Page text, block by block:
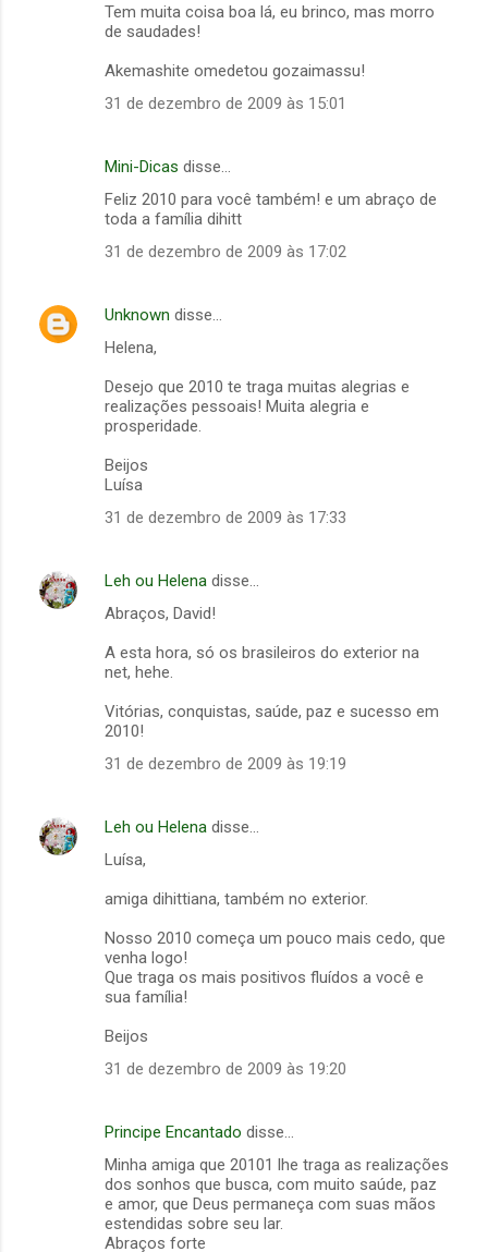
Tem muita coisa boa lá, eu brinco, mas morro
de saudades!
Akemashite omedetou gozaimassu!
31 de dezembro de 2009 às 15:01
Mini-Dicas disse…
Feliz 2010 para você também! e um abraço de
toda a família dihitt
31 de dezembro de 2009 às 17:02
Unknown disse…
Helena,
Desejo que 2010 te traga muitas alegrias e
realizações pessoais! Muita alegria e
prosperidade.
Beijos
Luísa
31 de dezembro de 2009 às 17:33
Leh ou Helena disse…
Abraços, David!
A esta hora, só os brasileiros do exterior na
net, hehe.
Vitórias, conquistas, saúde, paz e sucesso em
2010!
31 de dezembro de 2009 às 19:19
Leh ou Helena disse…
Luísa,
amiga dihittiana, também no exterior.
Nosso 2010 começa um pouco mais cedo, que
venha logo!
Que traga os mais positivos fluídos a você e
sua família!
Beijos
31 de dezembro de 2009 às 19:20
Principe Encantado disse…
Minha amiga que 20101 lhe traga as realizações
dos sonhos que busca, com muito saúde, paz
e amor, que Deus permaneça com suas mãos
estendidas sobre seu lar.
Abraços forte